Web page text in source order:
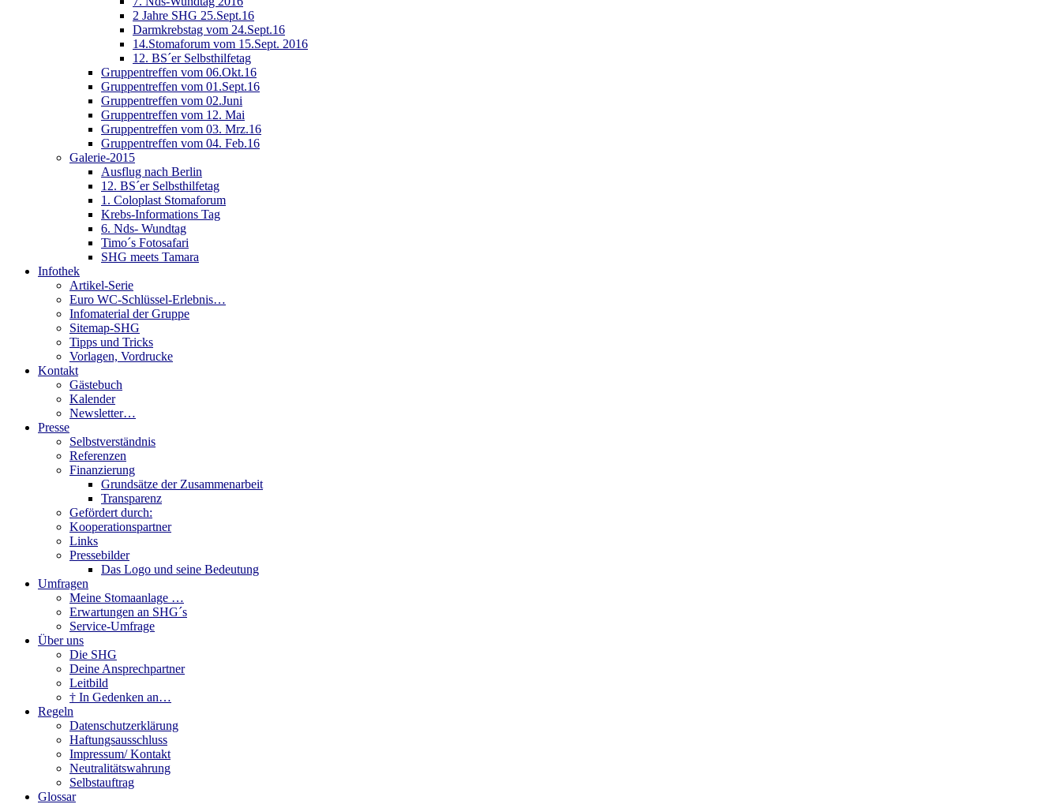
2 Jahre SHG 25.Sept.16
Darmkrebstag vom 24.Sept.16
14.Stomaforum vom 15.Sept. 2016
12. BS´er Selbsthilfetag
Gruppentreffen vom 06.Okt.16
Gruppentreffen vom 01.Sept.16
Gruppentreffen vom 02.Juni
Gruppentreffen vom 12. Mai
Gruppentreffen vom 03. Mrz.16
Gruppentreffen vom 04. Feb.16
Galerie-2015
Ausflug nach Berlin
12. BS´er Selbsthilfetag
1. Coloplast Stomaforum
Krebs-Informations Tag
6. Nds- Wundtag
Timo´s Fotosafari
SHG meets Tamara
Infothek
Artikel-Serie
Euro WC-Schlüssel-Erlebnis…
Infomaterial der Gruppe
Sitemap-SHG
Tipps und Tricks
Vorlagen, Vordrucke
Kontakt
Gästebuch
Kalender
Newsletter…
Presse
Selbstverständnis
Referenzen
Finanzierung
Grundsätze der Zusammenarbeit
Transparenz
Gefördert durch:
Kooperationspartner
Links
Pressebilder
Das Logo und seine Bedeutung
Umfragen
Meine Stomaanlage …
Erwartungen an SHG´s
Service-Umfrage
Über uns
Die SHG
Deine Ansprechpartner
Leitbild
† In Gedenken an…
Regeln
Datenschutzerklärung
Haftungsausschluss
Impressum/ Kontakt
Neutralitätswahrung
Selbstauftrag
Glossar